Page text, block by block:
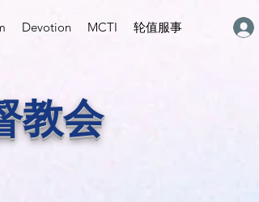
Devotion MCTI 轮值服事
教会